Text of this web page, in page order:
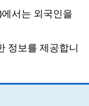
서는 외국인을
정보를 제공합니